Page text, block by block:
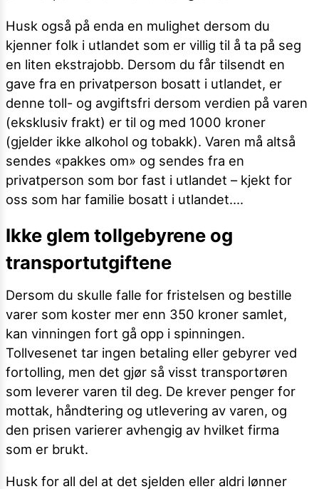
Husk også på enda en mulighet dersom du
kjenner folk i utlandet som er villig til å ta på seg
en liten ekstrajobb. Dersom du får tilsendt en
gave fra en privatperson bosatt i utlandet, er
denne toll- og avgiftsfri dersom verdien på varen
(eksklusiv frakt) er til og med 1000 kroner
(gjelder ikke alkohol og tobakk). Varen må altså
sendes «pakkes om» og sendes fra en
privatperson som bor fast i utlandet – kjekt for
oss som har familie bosatt i utlandet….
Ikke glem tollgebyrene og
transportutgiftene
Dersom du skulle falle for fristelsen og bestille
varer som koster mer enn 350 kroner samlet,
kan vinningen fort gå opp i spinningen.
Tollvesenet tar ingen betaling eller gebyrer ved
fortolling, men det gjør så visst transportøren
som leverer varen til deg. De krever penger for
mottak, håndtering og utlevering av varen, og
den prisen varierer avhengig av hvilket firma
som er brukt.
Husk for all del at det sjelden eller aldri lønner